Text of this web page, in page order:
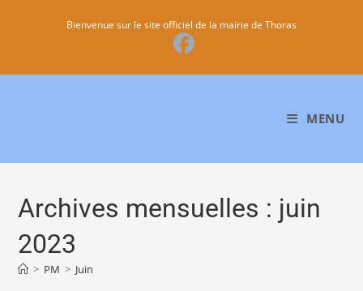
Bienvenue sur le site officiel de la mairie de Thoras
MENU
Archives mensuelles : juin
2023
> PM > Juin